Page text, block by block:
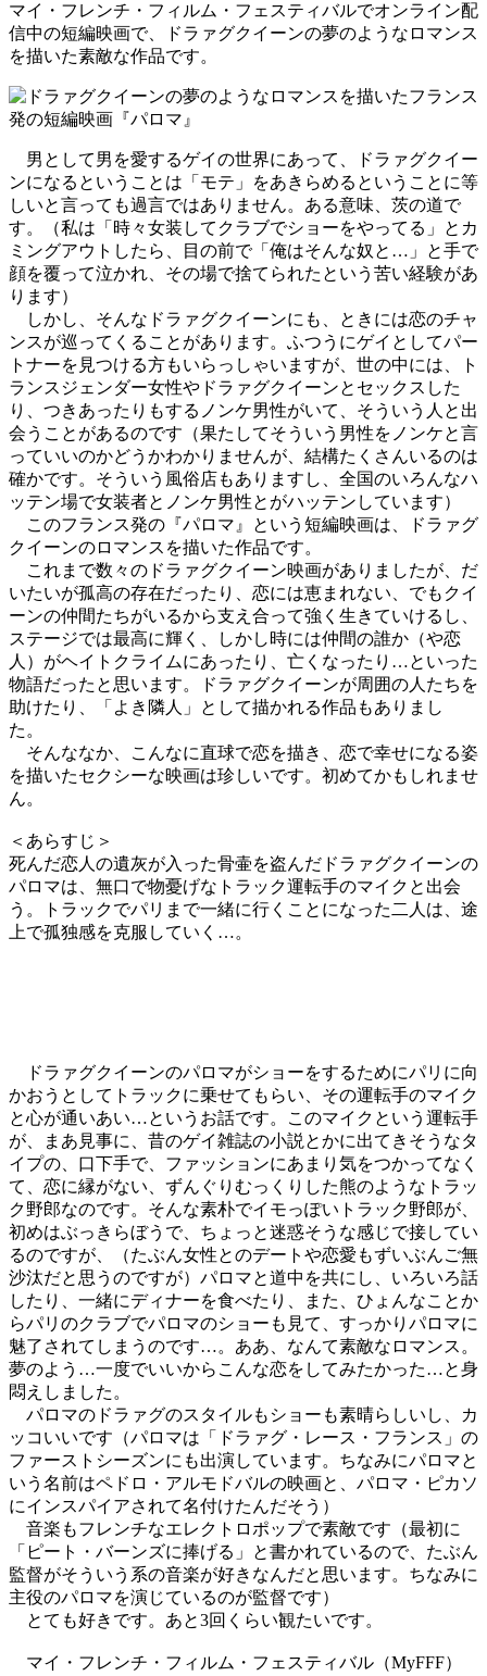
マイ・フレンチ・フィルム・フェスティバルでオンライン配
信中の短編映画で、ドラァグクイーンの夢のようなロマンス
を描いた素敵な作品です。
男として男を愛するゲイの世界にあって、ドラァグクイー
ンになるということは「モテ」をあきらめるということに等
しいと言っても過言ではありません。ある意味、茨の道で
す。（私は「時々女装してクラブでショーをやってる」とカ
ミングアウトしたら、目の前で「俺はそんな奴と…」と手で
顔を覆って泣かれ、その場で捨てられたという苦い経験があ
ります）
しかし、そんなドラァグクイーンにも、ときには恋のチャ
ンスが巡ってくることがあります。ふつうにゲイとしてパー
トナーを見つける方もいらっしゃいますが、世の中には、ト
ランスジェンダー女性やドラァグクイーンとセックスした
り、つきあったりもするノンケ男性がいて、そういう人と出
会うことがあるのです（果たしてそういう男性をノンケと言
っていいのかどうかわかりませんが、結構たくさんいるのは
確かです。そういう風俗店もありますし、全国のいろんなハ
ッテン場で女装者とノンケ男性とがハッテンしています）
このフランス発の『パロマ』という短編映画は、ドラァグ
クイーンのロマンスを描いた作品です。
これまで数々のドラァグクイーン映画がありましたが、だ
いたいが孤高の存在だったり、恋には恵まれない、でもクイ
ーンの仲間たちがいるから支え合って強く生きていけるし、
ステージでは最高に輝く、しかし時には仲間の誰か（や恋
人）がヘイトクライムにあったり、亡くなったり…といった
物語だったと思います。ドラァグクイーンが周囲の人たちを
助けたり、「よき隣人」として描かれる作品もありまし
た。
そんななか、こんなに直球で恋を描き、恋で幸せになる姿
を描いたセクシーな映画は珍しいです。初めてかもしれませ
ん。
＜あらすじ＞
死んだ恋人の遺灰が入った骨壷を盗んだドラァグクイーンの
パロマは、無口で物憂げなトラック運転手のマイクと出会
う。トラックでパリまで一緒に行くことになった二人は、途
上で孤独感を克服していく…。
ドラァグクイーンのパロマがショーをするためにパリに向
かおうとしてトラックに乗せてもらい、その運転手のマイク
と心が通いあい…というお話です。このマイクという運転手
が、まあ見事に、昔のゲイ雑誌の小説とかに出てきそうなタ
イプの、口下手で、ファッションにあまり気をつかってなく
て、恋に縁がない、ずんぐりむっくりした熊のようなトラッ
ク野郎なのです。そんな素朴でイモっぽいトラック野郎が、
初めはぶっきらぼうで、ちょっと迷惑そうな感じで接してい
るのですが、（たぶん女性とのデートや恋愛もずいぶんご無
沙汰だと思うのですが）パロマと道中を共にし、いろいろ話
したり、一緒にディナーを食べたり、また、ひょんなことか
らパリのクラブでパロマのショーも見て、すっかりパロマに
魅了されてしまうのです…。ああ、なんて素敵なロマンス。
夢のよう…一度でいいからこんな恋をしてみたかった…と身
悶えしました。
パロマのドラァグのスタイルもショーも素晴らしいし、カ
ッコいいです（パロマは「ドラァグ・レース・フランス」の
ファーストシーズンにも出演しています。ちなみにパロマと
いう名前はペドロ・アルモドバルの映画と、パロマ・ピカソ
にインスパイアされて名付けたんだそう）
音楽もフレンチなエレクトロポップで素敵です（最初に
「ピート・バーンズに捧げる」と書かれているので、たぶん
監督がそういう系の音楽が好きなんだと思います。ちなみに
主役のパロマを演じているのが監督です）
とても好きです。あと3回くらい観たいです。
マイ・フレンチ・フィルム・フェスティバル（MyFFF）